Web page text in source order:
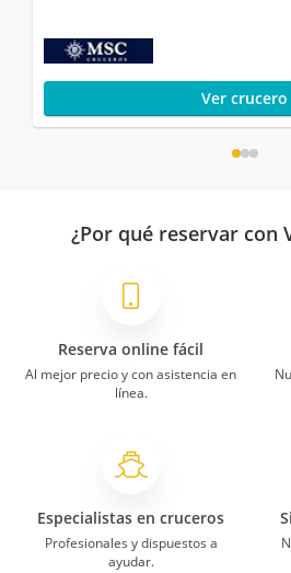
Ver crucero
¿Por qué reservar con
Reserva online fácil
Al mejor precio y con asistencia en
línea.
Especialistas en cruceros
Profesionales y dispuestos a
ayudar.